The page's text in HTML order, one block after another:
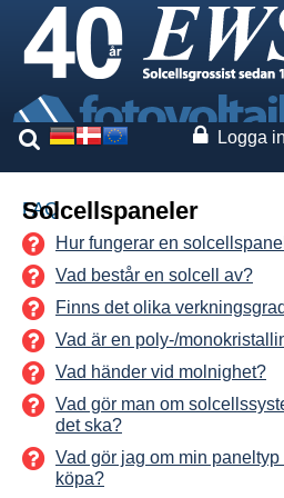
Logga in
Om oss
Priser
Vaara märken
Tjänster
Expertis
Marknadsutveckling
FAQ
Solcellspaneler
Hur fungerar en
Vad består en solcell av?
Finns det olika
Vad är en poly-/
Vad händer vid molnighet?
Vad gör man om
det ska?
Vad gör jag om min
köpa?